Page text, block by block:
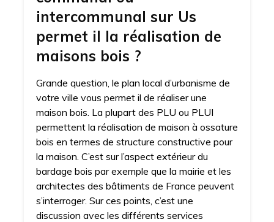
intercommunal sur Us
permet il la réalisation de
maisons bois ?
Grande question, le plan local d’urbanisme de
votre ville vous permet il de réaliser une
maison bois. La plupart des PLU ou PLUI
permettent la réalisation de maison à ossature
bois en termes de structure constructive pour
la maison. C’est sur l’aspect extérieur du
bardage bois par exemple que la mairie et les
architectes des bâtiments de France peuvent
s’interroger. Sur ces points, c’est une
discussion avec les différents services